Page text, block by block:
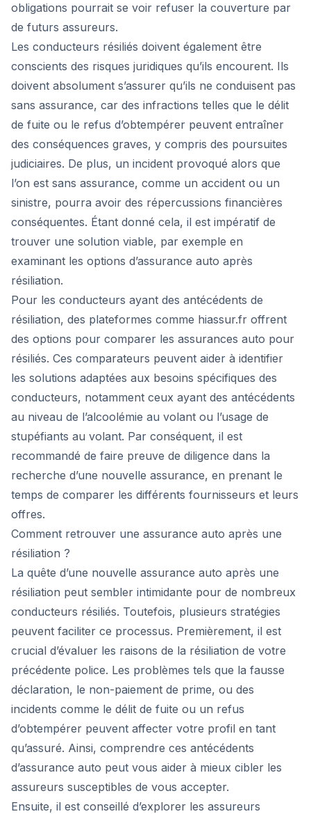
obligations pourrait se voir refuser la couverture par
de futurs assureurs.
Les conducteurs résiliés doivent également être
conscients des risques juridiques qu’ils encourent. Ils
doivent absolument s’assurer qu’ils ne conduisent pas
sans assurance, car des infractions telles que le délit
de fuite ou le refus d’obtempérer peuvent entraîner
des conséquences graves, y compris des poursuites
judiciaires. De plus, un incident provoqué alors que
l’on est sans assurance, comme un accident ou un
sinistre, pourra avoir des répercussions financières
conséquentes. Étant donné cela, il est impératif de
trouver une solution viable, par exemple en
examinant les options d’assurance auto après
résiliation.
Pour les conducteurs ayant des antécédents de
résiliation, des plateformes comme hiassur.fr offrent
des options pour comparer les assurances auto pour
résiliés. Ces comparateurs peuvent aider à identifier
les solutions adaptées aux besoins spécifiques des
conducteurs, notamment ceux ayant des antécédents
au niveau de l’alcoolémie au volant ou l’usage de
stupéfiants au volant. Par conséquent, il est
recommandé de faire preuve de diligence dans la
recherche d’une nouvelle assurance, en prenant le
temps de comparer les différents fournisseurs et leurs
offres.
Comment retrouver une assurance auto après une
résiliation ?
La quête d’une nouvelle assurance auto après une
résiliation peut sembler intimidante pour de nombreux
conducteurs résiliés. Toutefois, plusieurs stratégies
peuvent faciliter ce processus. Premièrement, il est
crucial d’évaluer les raisons de la résiliation de votre
précédente police. Les problèmes tels que la fausse
déclaration, le non-paiement de prime, ou des
incidents comme le délit de fuite ou un refus
d’obtempérer peuvent affecter votre profil en tant
qu’assuré. Ainsi, comprendre ces antécédents
d’assurance auto peut vous aider à mieux cibler les
assureurs susceptibles de vous accepter.
Ensuite, il est conseillé d’explorer les assureurs